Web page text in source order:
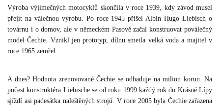
Výroba výjimečných motocyklů skončila v roce 1939, kdy závod musel
přejít na válečnou výrobu. Po roce 1945 přišel Albin Hugo Liebisch o
továrnu i o domov, ale v německém Pasově začal konstruovat poválečný
model Čechie. Vznikl jen prototyp, dílnu smetla velká voda a majitel v
roce 1965 zemřel.
A dnes? Hodnota zrenovované Čechie se odhaduje na milion korun. Na
počest konstruktéra Liebische se od roku 1999 každý rok do Krásné Lípy
sjíždí asi padesátka naleštěných strojů. V roce 2005 byla Čechie zařazena